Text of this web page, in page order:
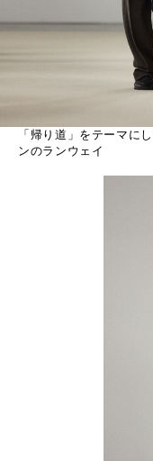
「帰り道」をテーマに
ンのランウェイ